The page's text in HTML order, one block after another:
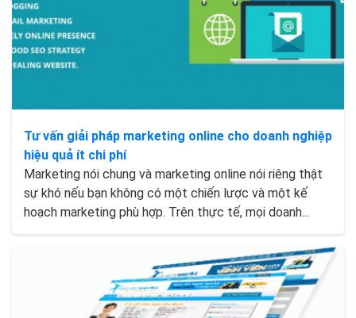
Tư vấn giải pháp marketing online cho doanh nghiệp
hiệu quả ít chi phí
Marketing nói chung và marketing online nói riêng thật
sự khó nếu bạn không có một chiến lược và một kế
hoạch marketing phù hợp. Trên thực tế, mọi doanh...